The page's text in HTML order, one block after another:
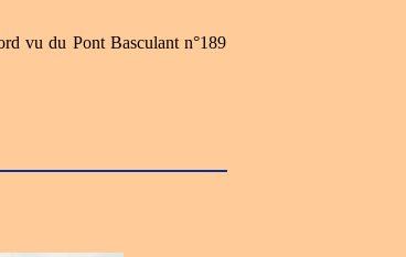
vu du Pont Basculant n°189